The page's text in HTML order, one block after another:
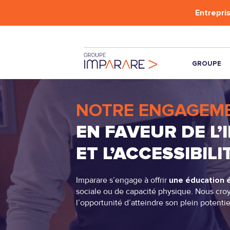
GROUPE
DÉMARCHE
RSE
INCLUSION &
ACCESSIBILITÉ
INCUBATEUR
NOTRE
EN FAVEUR DE
ET
Imparare s’engage à offrir une éducation
sociale ou de capacité physique. Nous
l’opportunité d’atteindre son plein